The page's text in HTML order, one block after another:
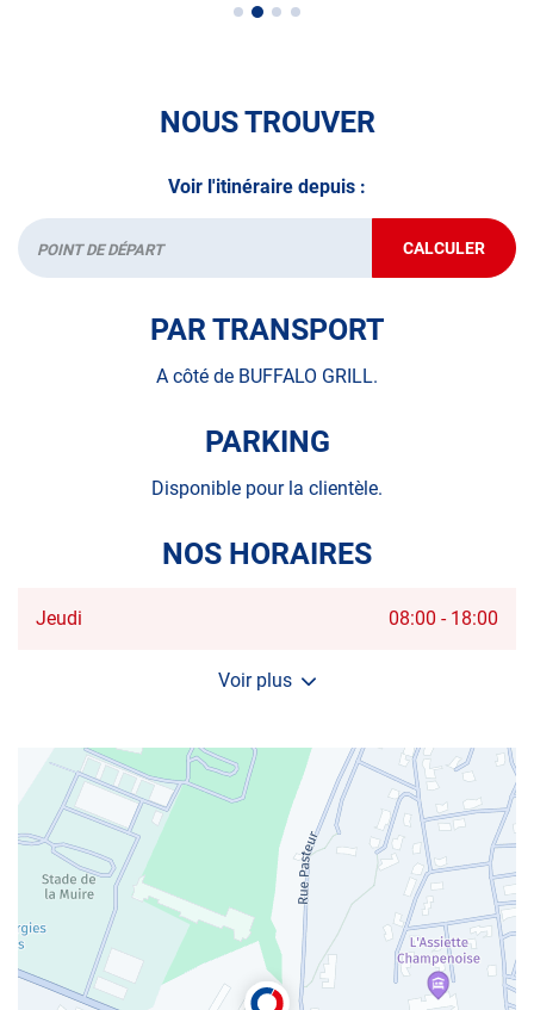
•Le Contrôle Technique des véhicules spécifiques
N’attendez plus pour prendre soin de votre auto et
demandez un RDV dans votrecentre Autosuravant de
partir en voyage.
NOUS TROUVER
Voir l'itinéraire depuis :
Départ CALCULER
JUSQU'AU
POINT
PAR TRANSPORT
A côté de BUFFALO GRILL.
PARKING
Disponible pour la clientèle.
NOS HORAIRES
Horaires
Jeudi 08:00 - 18:00
Voir plus
et
d'ouverture
du
centre
AUTOSUR
TINQUEUX